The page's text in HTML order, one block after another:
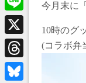
今月末に
10時のグ
(コラボ弁
c
e
b
o
a
t
e
n
L
i
n
X
T